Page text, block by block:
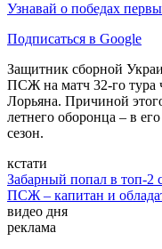
Узнавай о победах
Подписаться в Google
Защитник сборной
ПСЖ на матч 32-го тура
Лорьяна. Причиной
летнего оборонца – в
сезон.
кстати
Забарный попал в топ-2
ПСЖ – капитан и
видео дня
реклама